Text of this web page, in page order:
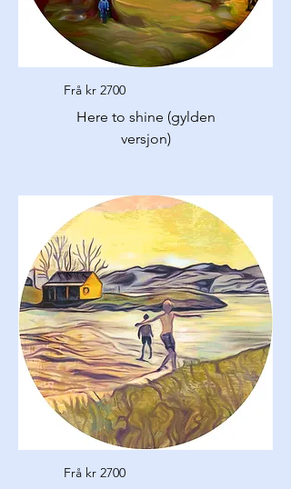
Frå kr 2700
Here to shine (gylden
versjon)
Frå kr 2700